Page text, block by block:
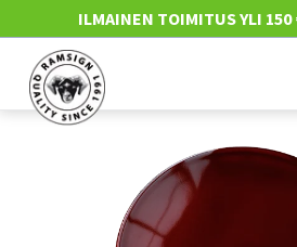
suoraan
sisältöön
ILMAINEN TOIMITUS YLI